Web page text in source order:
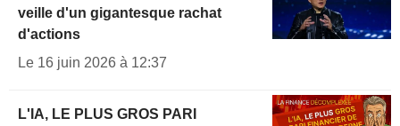
veille d'un gigantesque rachat
d'actions
Le 16 juin 2026 à 12:37
L'IA, LE PLUS GROS PARI